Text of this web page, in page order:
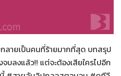
ปกลอส
ลายเป็นคนที่ร้ายมากที่สุด บทสรุป
บลงแล้ว!! แต่จะต้องเสียใครไปอีก